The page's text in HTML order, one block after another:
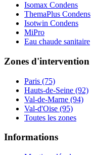
Isomax Condens
ThemaPlus Condens
Isotwin Condens
MiPro
Eau chaude sanitaire
Zones d'intervention
Paris (75)
Hauts-de-Seine (92)
Val-de-Marne (94)
Val-d'Oise (95)
Toutes les zones
Informations